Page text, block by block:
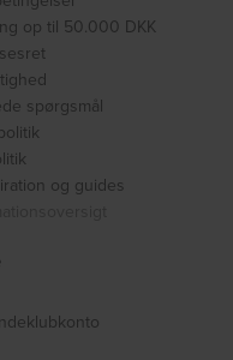
op til 50.000 DKK
spørgsmål
og guides